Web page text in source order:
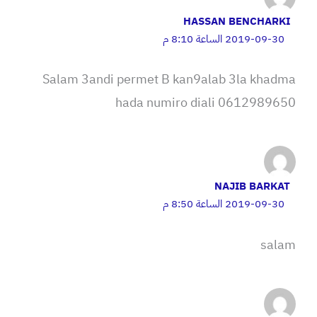
HASSAN BENCHARKI
2019-09-30 الساعة 8:10 م
Salam 3andi permet B kan9alab 3la khadma
hada numiro diali 0612989650
NAJIB BARKAT
2019-09-30 الساعة 8:50 م
salam